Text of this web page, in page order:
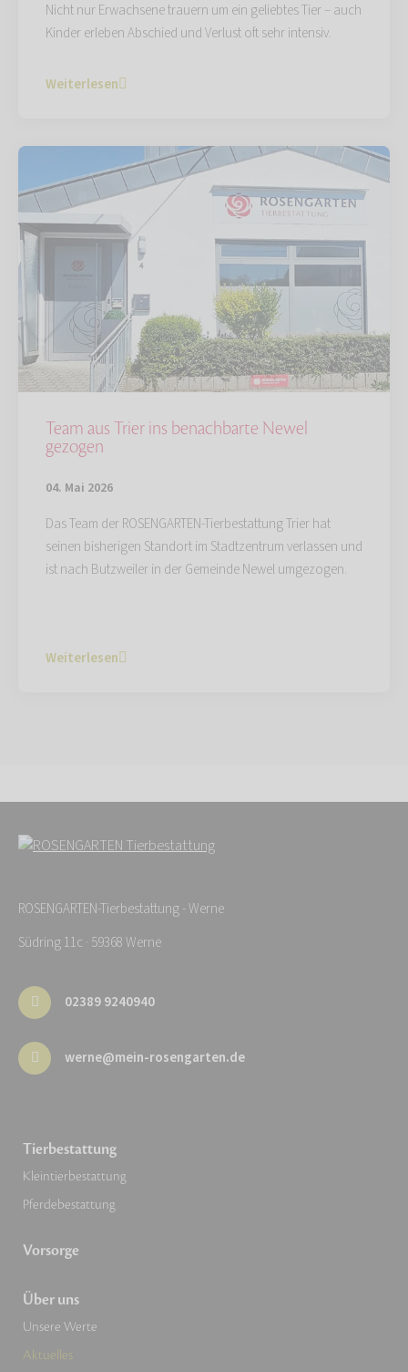
Nicht nur Erwachsene trauern um ein geliebtes Tier – auch
Kinder erleben Abschied und Verlust oft sehr intensiv.
Weiterlesen
Team aus Trier ins benachbarte Newel
gezogen
04. Mai 2026
Das Team der ROSENGARTEN-Tierbestattung Trier hat
seinen bisherigen Standort im Stadtzentrum verlassen und
ist nach Butzweiler in der Gemeinde Newel umgezogen.
Weiterlesen
ROSENGARTEN-Tierbestattung - Werne
Südring 11c · 59368 Werne
02389 9240940
werne@mein-rosengarten.de
Tierbestattung
Kleintierbestattung
Pferdebestattung
Vorsorge
Über uns
Unsere Werte
Aktuelles